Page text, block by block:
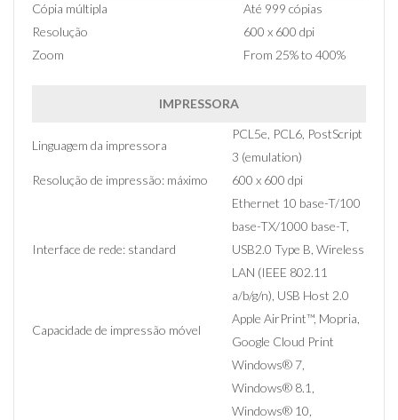
Cópia múltipla
Até 999 cópias
Resolução
600 x 600 dpi
Zoom
From 25% to 400%
IMPRESSORA
Linguagem da impressora
PCL5e, PCL6, PostScript
3 (emulation)
Resolução de impressão: máximo
600 x 600 dpi
Interface de rede: standard
Ethernet 10 base-T/100
base-TX/1000 base-T,
USB2.0 Type B, Wireless
LAN (IEEE 802.11
a/b/g/n), USB Host 2.0
Capacidade de impressão móvel
Apple AirPrint™, Mopria,
Google Cloud Print
Windows® 7,
Windows® 8.1,
Windows® 10,